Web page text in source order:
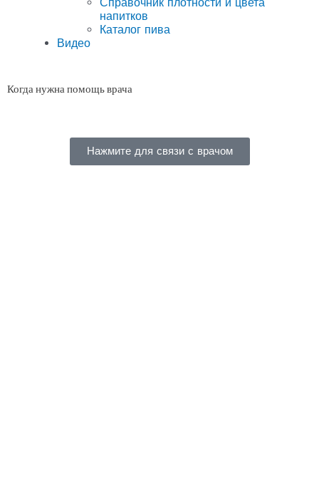
Справочник плотности и цвета
напитков
Каталог пива
Видео
Когда нужна помощь врача
Нажмите для связи с врачом